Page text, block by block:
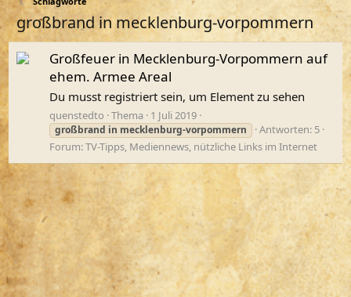
großbrand in mecklenburg-vorpommern
Großfeuer in Mecklenburg-Vorpommern auf
ehem. Armee Areal
Du musst registriert sein, um Element zu sehen
quenstedto Thema 1 Juli 2019
großbrand in mecklenburg-vorpommern
Antworten: 5
Forum:TV-Tipps, Mediennews, nützliche Links im Internet